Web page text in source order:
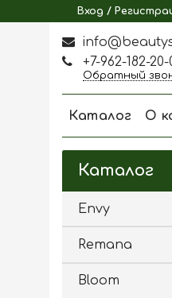
Вход /
+7-962-182-20-
Обратный
Каталог О
Каталог
Envy
Remana
Bloom